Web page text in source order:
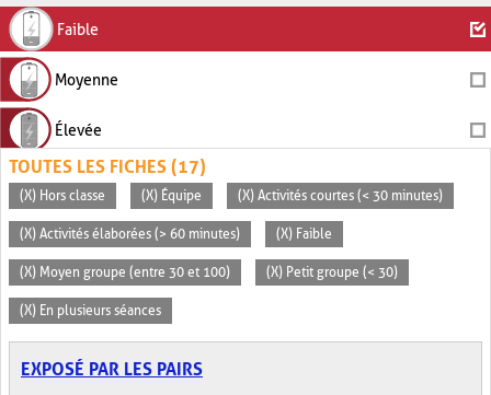
Faible
Moyenne
Élevée
TOUTES LES FICHES (17)
(X) Hors classe (X) Équipe (X) Activités courtes (< 30 minutes)
(X) Activités élaborées (> 60 minutes) (X) Faible
(X) Moyen groupe (entre 30 et 100) (X) Petit groupe (< 30)
(X) En plusieurs séances
EXPOSÉ PAR LES PAIRS